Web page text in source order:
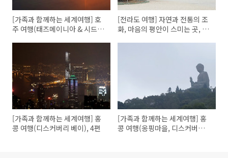
[가족과 함께하는 세계여행] 호
주 여행(태즈메이니아 & 시드
[전라도 여행] 자연과 전통의 조
화, 마음의 평안이 스미는 곳, 전
[가족과 함께하는 세계여행] 홍
콩 여행(디스커버리 베이), 4편
[가족과 함께하는 세계여행] 홍
콩 여행(옹핑마을, 디스커버리